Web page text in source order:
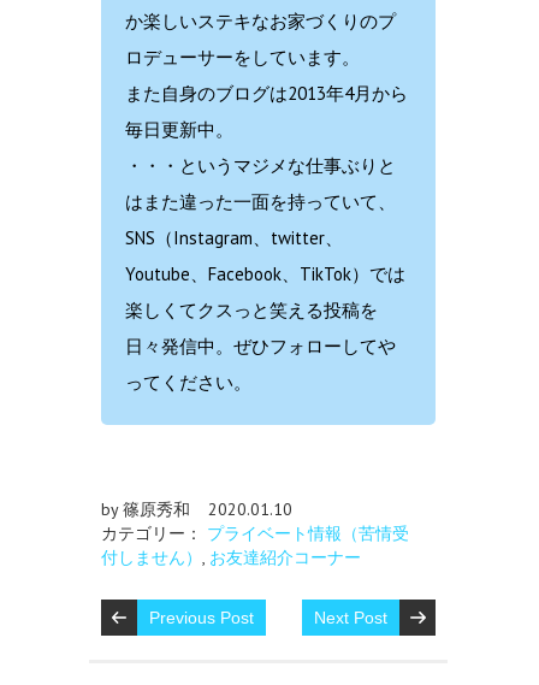
か楽しいステキなお家づくりのプ
ロデューサーをしています。
また自身のブログは2013年4月から
毎日更新中。
・・・というマジメな仕事ぶりと
はまた違った一面を持っていて、
SNS（Instagram、twitter、
Youtube、Facebook、TikTok）では
楽しくてクスっと笑える投稿を
日々発信中。ぜひフォローしてや
ってください。
by 篠原秀和
2020.01.10
カテゴリー： プライベート情報（苦情受
付しません） , お友達紹介コーナー
Previous Post Next Post